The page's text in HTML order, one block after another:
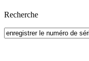
Recherche